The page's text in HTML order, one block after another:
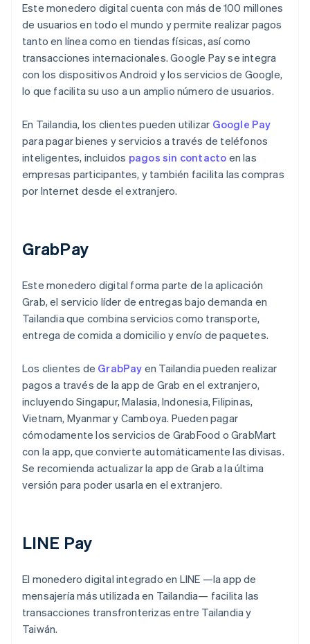
Este monedero digital cuenta con más de 100 millones
de usuarios en todo el mundo y permite realizar pagos
tanto en línea como en tiendas físicas, así como
transacciones internacionales. Google Pay se integra
con los dispositivos Android y los servicios de Google,
lo que facilita su uso a un amplio número de usuarios.
En Tailandia, los clientes pueden utilizar Google Pay
para pagar bienes y servicios a través de teléfonos
inteligentes, incluidos pagos sin contacto en las
empresas participantes, y también facilita las compras
por Internet desde el extranjero.
GrabPay
Este monedero digital forma parte de la aplicación
Grab, el servicio líder de entregas bajo demanda en
Tailandia que combina servicios como transporte,
entrega de comida a domicilio y envío de paquetes.
Los clientes de GrabPay en Tailandia pueden realizar
pagos a través de la app de Grab en el extranjero,
incluyendo Singapur, Malasia, Indonesia, Filipinas,
Vietnam, Myanmar y Camboya. Pueden pagar
cómodamente los servicios de GrabFood o GrabMart
con la app, que convierte automáticamente las divisas.
Se recomienda actualizar la app de Grab a la última
versión para poder usarla en el extranjero.
LINE Pay
El monedero digital integrado en LINE —la app de
mensajería más utilizada en Tailandia— facilita las
transacciones transfronterizas entre Tailandia y
Taiwán.